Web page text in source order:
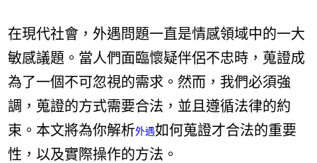
在現代社會，外遇問題一直是情感領域中的一大
敏感議題。當人們面臨懷疑伴侶不忠時，蒐證成
為了一個不可忽視的需求。然而，我們必須強
調，蒐證的方式需要合法，並且遵循法律的約
束。本文將為你解析外遇如何蒐證才合法的重要
性，以及實際操作的方法。